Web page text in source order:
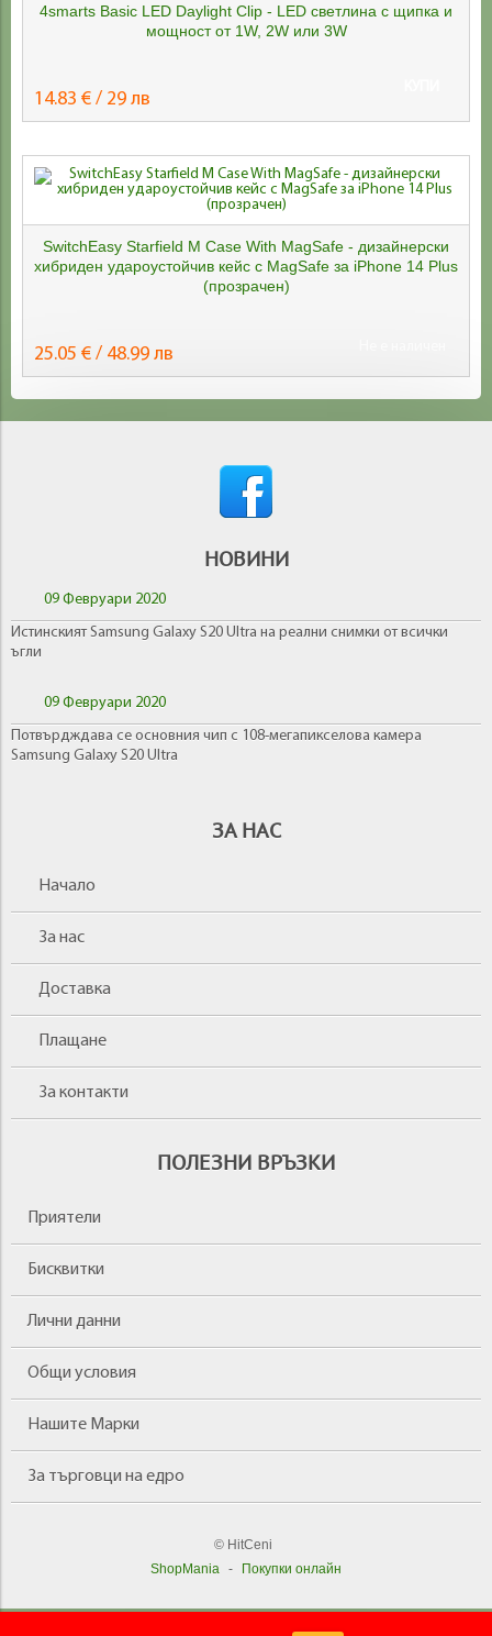
4smarts Basic LED Daylight Clip - LED светлина с щипка и
мощност от 1W, 2W или 3W
14.83 € / 29 лв
SwitchEasy Starfield M Case With MagSafe - дизайнерски
хибриден удароустойчив кейс с MagSafe за iPhone 14 Plus
(прозрачен)
25.05 € / 48.99 лв
НОВИНИ
09 Февруари 2020
Истинският Samsung Galaxy S20 Ultra на реални снимки от всички
ъгли
09 Февруари 2020
Потвърдждава се основния чип с 108-мегапикселова камера
Samsung Galaxy S20 Ultra
ЗА НАС
Начало
За нас
Доставка
Плащане
За контакти
ПОЛЕЗНИ ВРЪЗКИ
Приятели
Бисквитки
Лични данни
Общи условия
Нашите Марки
За търговци на едро
© HitCeni
ShopMania
- Покупки онлайн